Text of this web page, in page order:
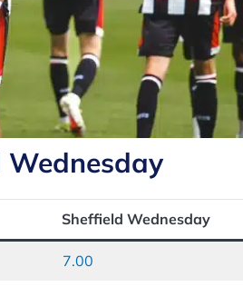
Sheffield Wednesday
7.00